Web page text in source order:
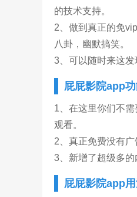
的技术支持。
2、做到真正的免
八卦，幽默搞笑。
3、可以随时来这
屁屁影院app功
1、在这里你们不
观看。
2、真正免费没有
3、新增了超级多
屁屁影院app用